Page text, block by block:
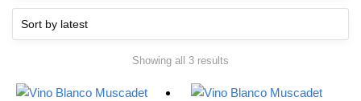
Showing all 3 results